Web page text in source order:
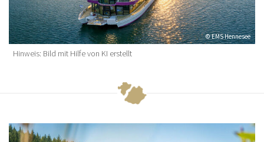
© EMS Hennesee
Hinweis: Bild mit Hilfe von KI erstellt